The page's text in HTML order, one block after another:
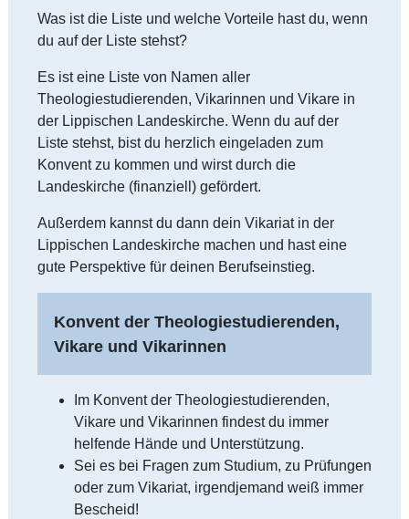
Was ist die Liste und welche Vorteile hast du, wenn
du auf der Liste stehst?
Es ist eine Liste von Namen aller
Theologiestudierenden, Vikarinnen und Vikare in
der Lippischen Landeskirche. Wenn du auf der
Liste stehst, bist du herzlich eingeladen zum
Konvent zu kommen und wirst durch die
Landeskirche (finanziell) gefördert.
Außerdem kannst du dann dein Vikariat in der
Lippischen Landeskirche machen und hast eine
gute Perspektive für deinen Berufseinstieg.
Konvent der Theologiestudierenden,
Vikare und Vikarinnen
Im Konvent der Theologiestudierenden,
Vikare und Vikarinnen findest du immer
helfende Hände und Unterstützung.
Sei es bei Fragen zum Studium, zu Prüfungen
oder zum Vikariat, irgendjemand weiß immer
Bescheid!